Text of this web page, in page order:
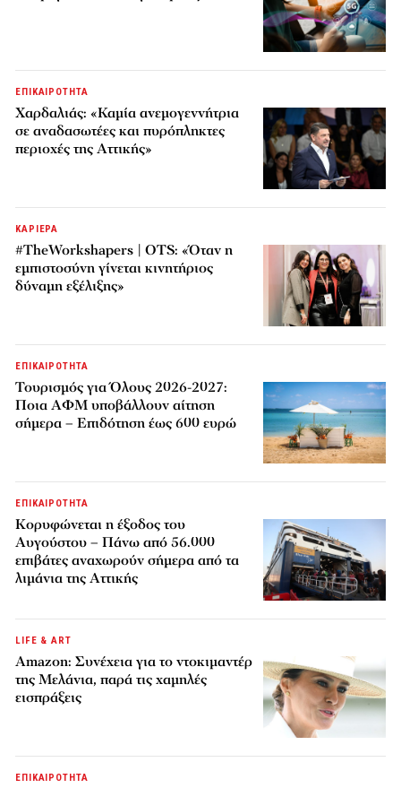
ΕΠΙΚΑΙΡΟΤΗΤΑ
Χαρδαλιάς: «Καμία ανεμογεννήτρια
σε αναδασωτέες και πυρόπληκτες
περιοχές της Αττικής»
ΚΑΡΙΕΡΑ
#TheWorkshapers | OTS: «Όταν η
εμπιστοσύνη γίνεται κινητήριος
δύναμη εξέλιξης»
ΕΠΙΚΑΙΡΟΤΗΤΑ
Τουρισμός για Όλους 2026-2027:
Ποια ΑΦΜ υποβάλλουν αίτηση
σήμερα – Επιδότηση έως 600 ευρώ
ΕΠΙΚΑΙΡΟΤΗΤΑ
Κορυφώνεται η έξοδος του
Αυγούστου – Πάνω από 56.000
επιβάτες αναχωρούν σήμερα από τα
λιμάνια της Αττικής
LIFE & ART
Amazon: Συνέχεια για το ντοκιμαντέρ
της Μελάνια, παρά τις χαμηλές
εισπράξεις
ΕΠΙΚΑΙΡΟΤΗΤΑ